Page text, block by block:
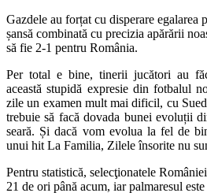
Gazdele au forțat cu disperare egalarea
șansă combinată cu precizia apărării
să fie 2-1 pentru România.
Per total e bine, tinerii jucători au
această stupidă expresie din fotbalul
zile un examen mult mai dificil, cu
trebuie să facă dovada bunei evoluții
seară. Și dacă vom evolua la fel de
unui hit La Familia, Zilele însorite nu
Pentru statistică, selecţionatele
21 de ori până acum, iar palmaresul